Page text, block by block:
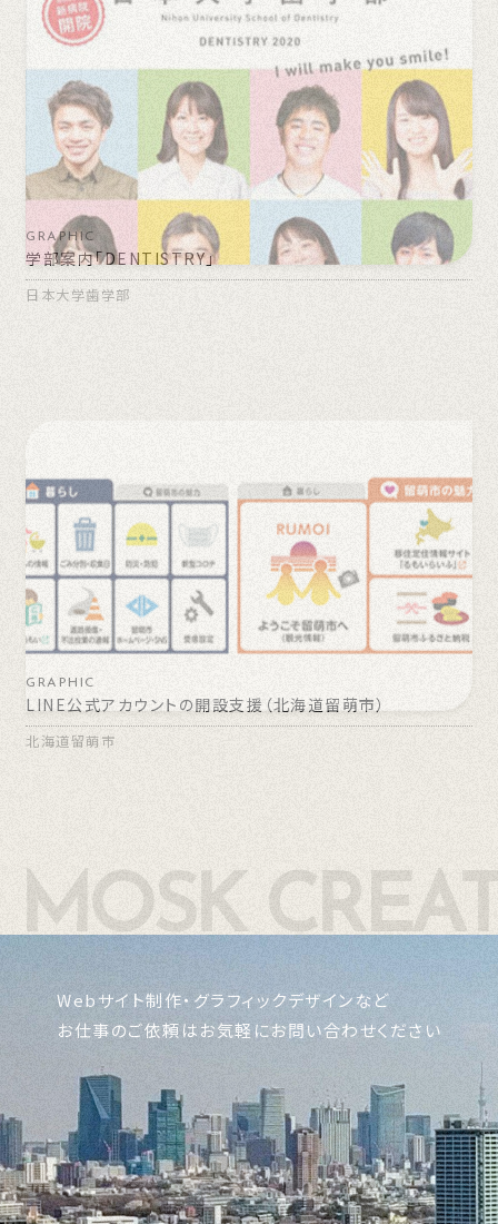
GRAPHIC
学部案内「DENTISTRY」
日本大学歯学部
GRAPHIC
LINE公式アカウントの開設支援（北海道留萌市）
北海道留萌市
Webサイト制作・グラフィックデザインなど
お仕事のご依頼はお気軽にお問い合わせください